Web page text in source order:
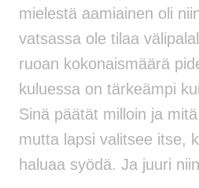
mielestä aamiainen oli
vatsassa ole tilaa
ruoan kokonaismäärä
kuluessa on tärkeämpi
Sinä päätät milloin ja
mutta lapsi valitsee itse,
haluaa syödä. Ja juuri